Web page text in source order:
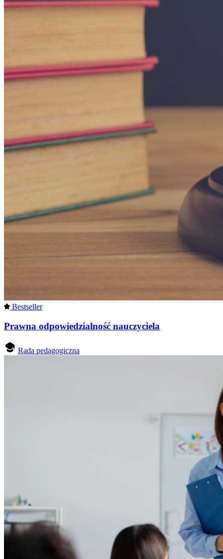
Bestseller
Prawna odpowiedzialność nauczyciela
Rada pedagogiczna